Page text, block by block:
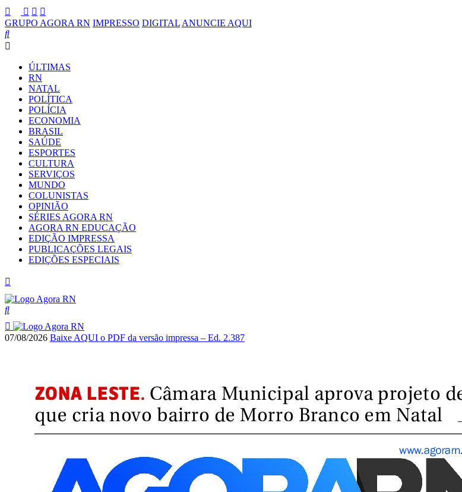
GRUPO AGORA RN IMPRESSO DIGITAL ANUNCIE AQUI
ÚLTIMAS
RN
NATAL
POLÍTICA
POLÍCIA
ECONOMIA
BRASIL
SAÚDE
ESPORTES
CULTURA
SERVIÇOS
MUNDO
COLUNISTAS
OPINIÃO
SÉRIES AGORA RN
AGORA RN EDUCAÇÃO
EDIÇÃO IMPRESSA
PUBLICAÇÕES LEGAIS
EDIÇÕES ESPECIAIS
07/08/2026 Baixe AQUI o PDF da versão impressa – Ed. 2.387